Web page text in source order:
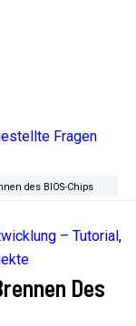
Fragen
des BIOS-Chips
– Tutorial,
Des